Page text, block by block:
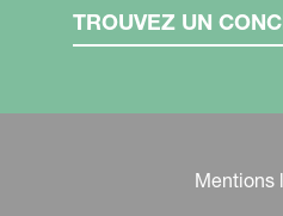
TROUVEZ UN
Mentions